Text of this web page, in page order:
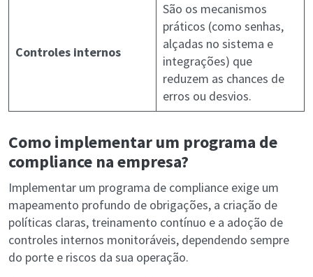
Controles internos
São os mecanismos
práticos (como senhas,
alçadas no sistema e
integrações) que
reduzem as chances de
erros ou desvios.
Como implementar um programa de
compliance na empresa?
Implementar um programa de compliance exige um
mapeamento profundo de obrigações, a criação de
políticas claras, treinamento contínuo e a adoção de
controles internos monitoráveis, dependendo sempre
do porte e riscos da sua operação.